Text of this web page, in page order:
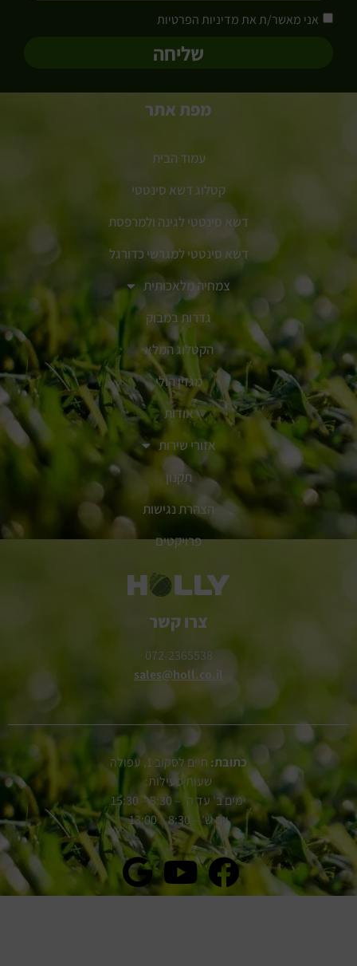
אני מאשר/ת את מדיניות הפרטיות
שליחה
מפת אתר
עמוד הבית
קטלוג דשא סינטטי
דשא סינטטי לגינה ולמרפסת
דשא סינטטי למגרשי כדורגל
צמחיה מלאכותית
גדרות במבוק
הקטלוג המלא
מגזין הולי
אודות
אזורי שירות
תקנון
הצהרת נגישות
פרויקטים
צרו קשר
072-2365538
sales@holl.co.il
כתובת:חיים לסקוב 1, עפולה
שעות פעילות:
ימים ב' עד ה' – 8:30 – 15:30
יום ש' – 8:30 – 13:00